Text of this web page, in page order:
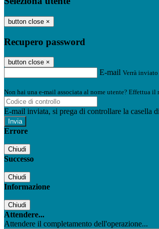
button close ×
Recupero password
button close ×
E-mail Verrà
Non hai una e-mail associata al nome utente? Effettua il
E-mail inviata, si prega di controllare la casella
Errore
Chiudi
Successo
Chiudi
Informazione
Chiudi
Attendere...
Attendere il completamento dell'operazione...